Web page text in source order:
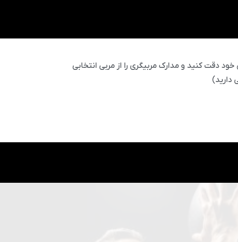
دقت کنید و مدارک مربیگری را از مربی انتخابی
دارید)